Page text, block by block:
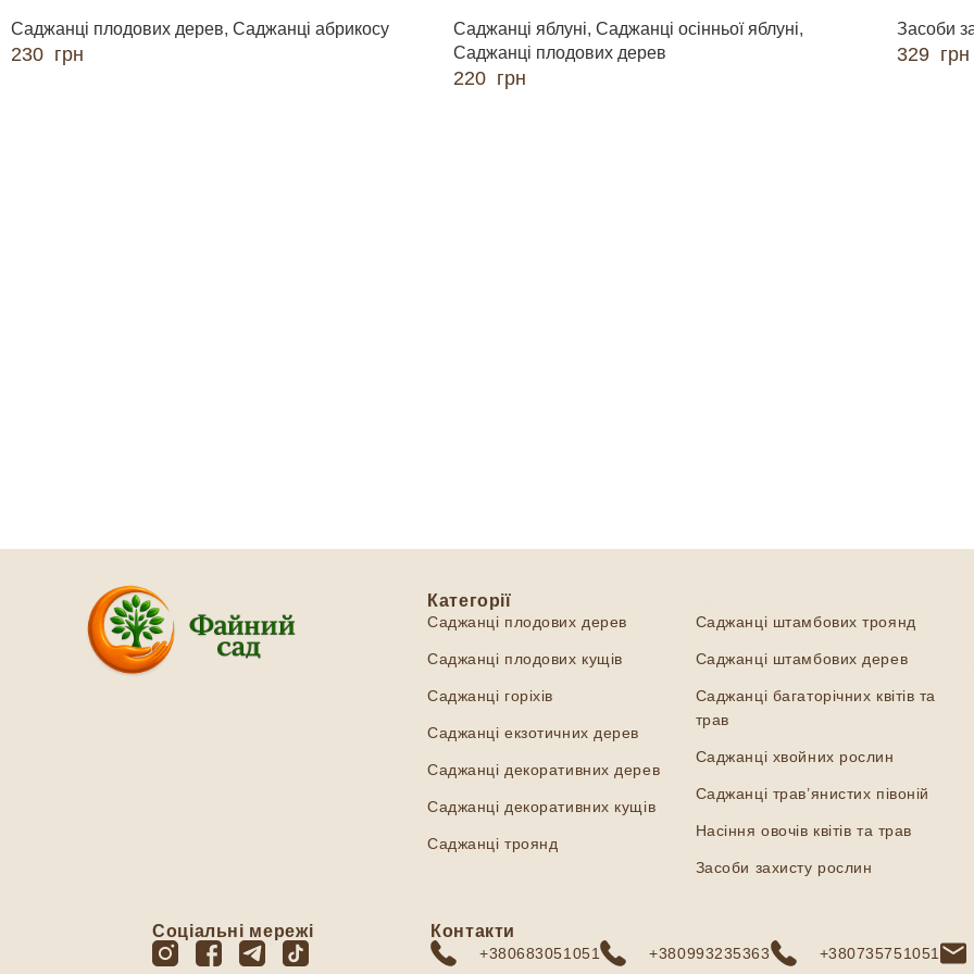
Саджанці плодових дерев, Саджанці абрикосу
230 грн
Саджанці яблуні, Саджанці осінньої яблуні,
Саджанці плодових дерев
220 грн
Засоби
329 грн
Категорії
Саджанці плодових дерев
Саджанці плодових кущів
Саджанці горіхів
Саджанці екзотичних дерев
Саджанці декоративних дерев
Саджанці декоративних кущів
Саджанці троянд
Саджанці штамбових троянд
Саджанці штамбових дерев
Саджанці багаторічних квітів та
трав
Саджанці хвойних рослин
Саджанці трав’янистих півоній
Насіння овочів квітів та трав
Засоби захисту рослин
Соціальні мережі Контакти
+380683051051 +380993235363 +380735751051